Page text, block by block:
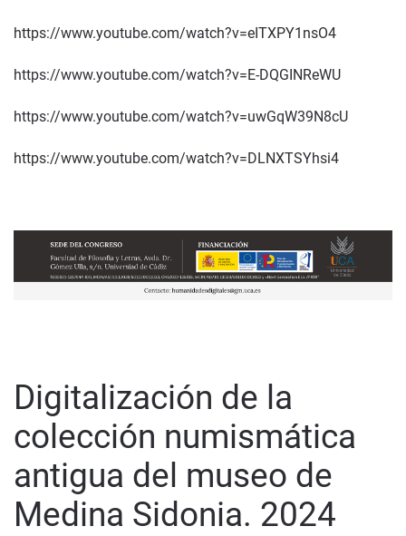
https://www.youtube.com/watch?v=eITXPY1nsO4
https://www.youtube.com/watch?v=E-DQGINReWU
https://www.youtube.com/watch?v=uwGqW39N8cU
https://www.youtube.com/watch?v=DLNXTSYhsi4
Digitalización de la
colección numismática
antigua del museo de
Medina Sidonia. 2024